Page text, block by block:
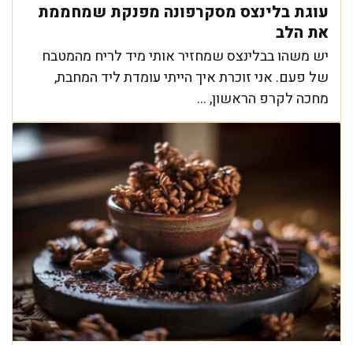
עוגת בלינצס מסקרפונה מפנקת שמחממת
את הלב
יש משהו בבלינצס שמחזיר אותי מיד לריח מהמטבח
של פעם. אני זוכרת איך הייתי עומדת ליד המחבת,
מחכה לקרפ הראשון, ...